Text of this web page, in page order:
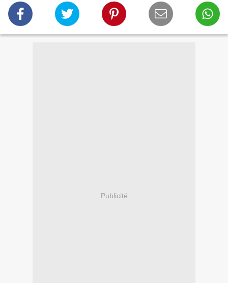
Publicité